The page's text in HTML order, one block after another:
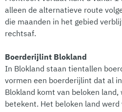
alleen de alternatieve route
die maanden in het gebied
rechtsaf.
Boerderijlint Blokland
In Blokland staan tientallen
vormen een boerderijlint dat al
Blokland komt van beloken
betekent. Het beloken land